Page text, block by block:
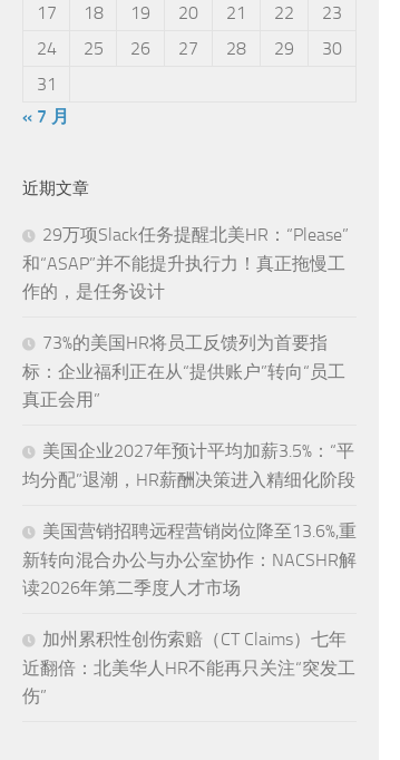
17
18 19 20 21 22
23
24
25 26 27 28 29
30
31
« 7 月
近期文章
29万项Slack任务提醒北美HR：“Please”
和“ASAP”并不能提升执行力！真正拖慢工
作的，是任务设计
73%的美国HR将员工反馈列为首要指
标：企业福利正在从“提供账户”转向“员工
真正会用”
美国企业2027年预计平均加薪3.5%：“平
均分配”退潮，HR薪酬决策进入精细化阶段
美国营销招聘远程营销岗位降至13.6%,重
新转向混合办公与办公室协作：NACSHR解
读2026年第二季度人才市场
加州累积性创伤索赔（CT Claims）七年
近翻倍：北美华人HR不能再只关注“突发工
伤”